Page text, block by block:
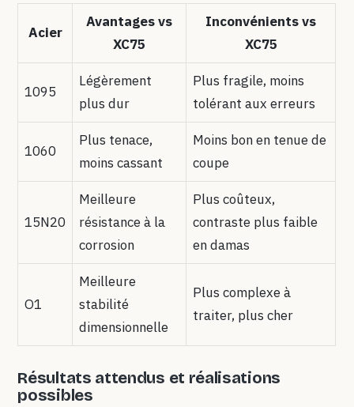
Acier
Avantages vs
XC75
Inconvénients vs
XC75
1095
Légèrement
plus dur
Plus fragile, moins
tolérant aux erreurs
1060
Plus tenace,
moins cassant
Moins bon en tenue de
coupe
15N20
Meilleure
résistance à la
corrosion
Plus coûteux,
contraste plus faible
en damas
O1
Meilleure
stabilité
dimensionnelle
Plus complexe à
traiter, plus cher
Résultats attendus et réalisations
possibles